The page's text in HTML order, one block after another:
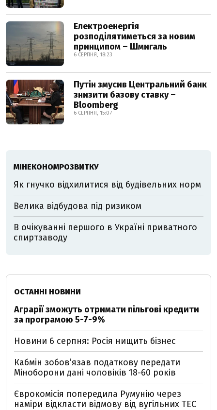
Електроенергія
розподілятиметься за новим
принципом – Шмигаль
6 СЕРПНЯ, 18:23
Путін змусив Центральний банк
знизити базову ставку –
Bloomberg
6 СЕРПНЯ, 15:07
МІНЕКОНОМРОЗВИТКУ
Як гнучко відхилитися від будівельних норм
Велика відбудова під ризиком
В очікуванні першого в Україні приватного
спиртзаводу
ОСТАННІ НОВИНИ
Аграрії зможуть отримати пільгові кредити
за програмою 5-7-9%
Новини 6 серпня: Росія нищить бізнес
Кабмін зобовʼязав податкову передати
Міноборони дані чоловіків 18-60 років
Єврокомісія попередила Румунію через
наміри відкласти відмову від вугільних ТЕС